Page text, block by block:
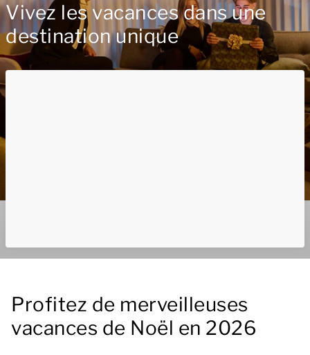
Vivez les vacances dans une
destination unique
Profitez de merveilleuses
vacances de Noël en 2026